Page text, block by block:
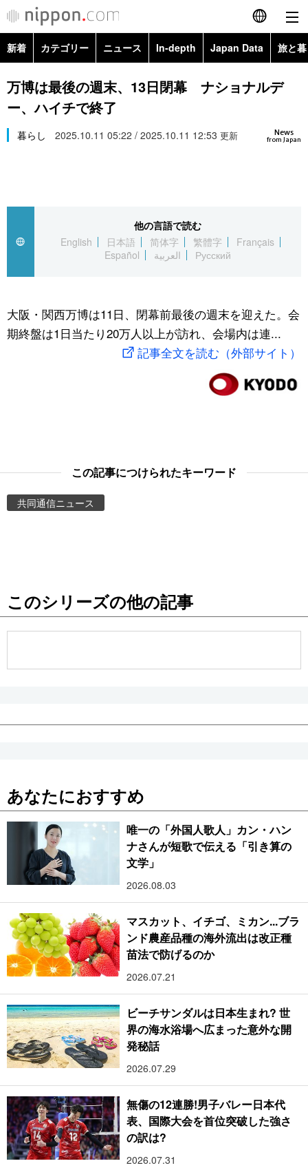
English
简体字
Русский
カテゴリー
経済・ビジネス
国際
文化
トップ
アーカイブ
In-depth
Japan Data
動画/Live
お知らせ
新着 カテゴリー ニュース In-depth Japan Data 旅と
政治・外交
経済・ビジネス
スポーツ・東京2020
Topics
万博は最後の週末、13日閉幕 ナショナルデ
ー、ハイチで終了
News
from Japan
暮らし 2025.10.11 05:22 / 2025.10.11 12:53 更新
他の言語で読む
English
日本語 简体字 繁體字
Français
Español
العربية Русский
大阪・関西万博は11日、閉幕前最後の週末を迎えた。会
期終盤は1日当たり20万人以上が訪れ、会場内は連...
記事全文を読む（外部サイト）
この記事につけられたキーワード
共同通信ニュース
このシリーズの他の記事
あなたにおすすめ
唯一の「外国人歌人」カン・ハン
ナさんが短歌で伝える「引き算の
文学」
2026.08.03
マスカット、イチゴ、ミカン...ブラ
ンド農産品種の海外流出は改正種
苗法で防げるのか
2026.07.21
ビーチサンダルは日本生まれ? 世
界の海水浴場へ広まった意外な開
発秘話
2026.07.29
無傷の12連勝!男子バレー日本代
表、国際大会を首位突破した強さ
の訳は?
2026.07.31